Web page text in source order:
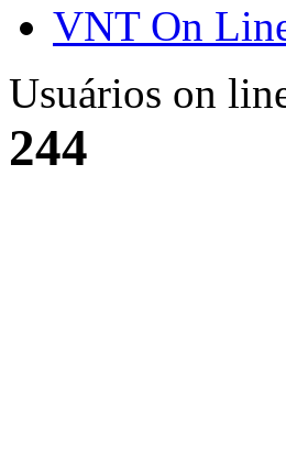
VNT On
Usuários on
244